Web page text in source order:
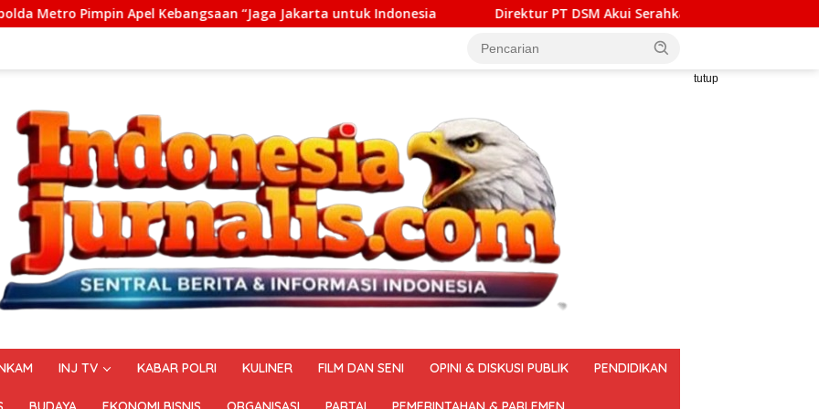
“Jaga Jakarta untuk Indonesia Direktur PT DSM Akui Serahkan Rp1 Miliar untuk Atur LHP Ombudsman RI
tutup
INJ TV KABAR POLRI KULINER FILM DAN SENI OPINI & DISKUSI PUBLIK PENDIDIKAN